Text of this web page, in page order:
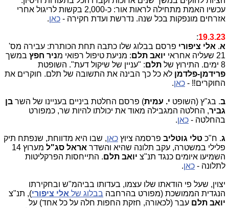
עכשיו האמת מתחילה לראות אור: כ-2,000 בקשות לריגול אחרי
אזרחים מונפקות בכל שנה. נדרשת ועדת חקירה - כאן.
19.3.23
:
א. אלי ציפורי פרסם בבלוג שלו כתבה תחת הכותרת: עבירה מס'
21 שעליה אחראי
יואב תלם: מניעת טיפול רפואי מניר חפץ במשך
8 ימים. התירוץ של
תלם: "עניין של שיקול דעת". השופטת
פרידמן-פלדמן לא כל כך הבינה את התשובה של תלם. חוקרים את
החוקרים‼ - כאן.
ב. בג"ץ (השופט י. עמית) פרסם החלטת ביניים בעניינו של השר בן
גביר, החלטה המגבילה מאוד את יכולתו להיות שר, כמפורט
בהחלטה - כאן.
ג. ח"כ טלי גוטליב פרסמה ציוץ כאן, שבו היא מדווחת, שנפתח תיק
פלילי במשטרה, עקב תלונה שהיא והשדר אראל סג"ל
מערוץ 14
השמיעו איומים כנגד תנ"צ יואב תלם. התייחסות הפרקליטות
לתלונה - כאן.
יצוין, שעל פי הודאתו שלו עצמו, בעדותו בביהמ"ש ובחקירתו
הנגדית הממושכת (מפורט בהרחבה בבלוג של אלי ציפורי), תנ"צ
יואב תלם עבר (לכאורה, חזקת החפות חלה על כל אחד) על